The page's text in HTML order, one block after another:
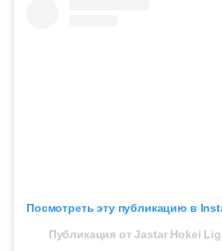
Посмотреть эту публикацию в
Публикация от Jastar Hokei